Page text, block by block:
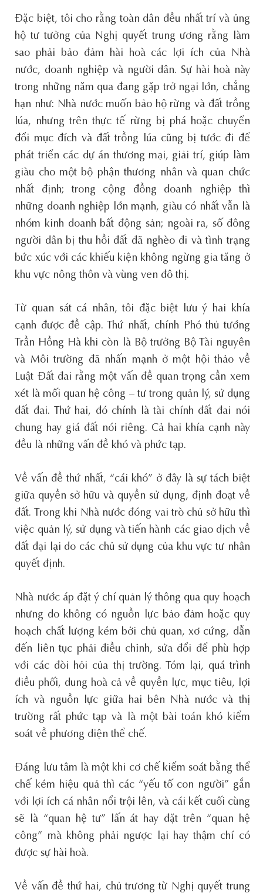
Đặc biệt, tôi cho rằng toàn dân đều nhất trí và ủng
hộ tư tưởng của Nghị quyết trung ương rằng làm
sao phải bảo đảm hài hoà các lợi ích của Nhà
nước, doanh nghiệp và người dân. Sự hài hoà này
trong những năm qua đang gặp trở ngại lớn, chẳng
hạn như: Nhà nước muốn bảo hộ rừng và đất trồng
lúa, nhưng trên thực tế rừng bị phá hoặc chuyển
đổi mục đích và đất trồng lúa cũng bị tước đi để
phát triển các dự án thương mại, giải trí, giúp làm
giàu cho một bộ phận thương nhân và quan chức
nhất định; trong cộng đồng doanh nghiệp thì
những doanh nghiệp lớn mạnh, giàu có nhất vẫn là
nhóm kinh doanh bất động sản; ngoài ra, số đông
người dân bị thu hồi đất đã nghèo đi và tình trạng
bức xúc với các khiếu kiện không ngừng gia tăng ở
khu vực nông thôn và vùng ven đô thị.
Từ quan sát cá nhân, tôi đặc biệt lưu ý hai khía
cạnh được đề cập. Thứ nhất, chính Phó thủ tướng
Trần Hồng Hà khi còn là Bộ trưởng Bộ Tài nguyên
và Môi trường đã nhấn mạnh ở một hội thảo về
Luật Đất đai rằng một vấn đề quan trọng cần xem
xét là mối quan hệ công – tư trong quản lý, sử dụng
đất đai. Thứ hai, đó chính là tài chính đất đai nói
chung hay giá đất nói riêng. Cả hai khía cạnh này
đều là những vấn đề khó và phức tạp.
Về vấn đề thứ nhất, “cái khó” ở đây là sự tách biệt
giữa quyền sở hữu và quyền sử dụng, định đoạt về
đất. Trong khi Nhà nước đóng vai trò chủ sở hữu thì
việc quản lý, sử dụng và tiến hành các giao dịch về
đất đại lại do các chủ sử dụng của khu vực tư nhân
quyết định.
Nhà nước áp đặt ý chí quản lý thông qua quy hoạch
nhưng do không có nguồn lực bảo đảm hoặc quy
hoạch chất lượng kém bởi chủ quan, xơ cứng, dẫn
đến liên tục phải điều chỉnh, sửa đổi để phù hợp
với các đòi hỏi của thị trường. Tóm lại, quá trình
điều phối, dung hoà cả về quyền lực, mục tiêu, lợi
ích và nguồn lực giữa hai bên Nhà nước và thị
trường rất phức tạp và là một bài toán khó kiểm
soát về phương diện thể chế.
Đáng lưu tâm là một khi cơ chế kiểm soát bằng thể
chế kém hiệu quả thì các “yếu tố con người” gắn
với lợi ích cá nhân nổi trội lên, và cái kết cuối cùng
sẽ là “quan hệ tư” lấn át hay đặt trên “quan hệ
công” mà không phải ngược lại hay thậm chí có
được sự hài hoà.
Về vấn đề thứ hai, chủ trương từ Nghị quyết trung